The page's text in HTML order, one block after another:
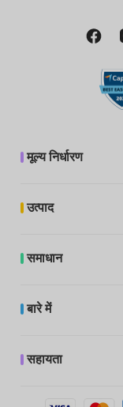
मूल्य निर्धारण
उत्पाद
समाधान
बारे में
सहायता